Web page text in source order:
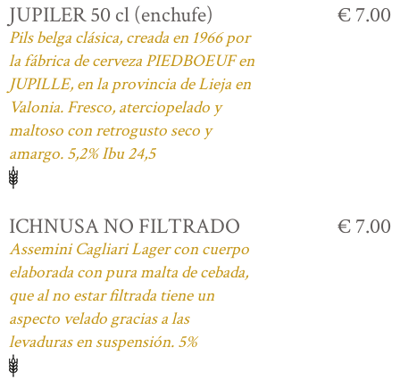
JUPILER 50 cl (enchufe)
Pils belga clásica, creada en 1966 por
la fábrica de cerveza PIEDBOEUF en
JUPILLE, en la provincia de Lieja en
Valonia. Fresco, aterciopelado y
maltoso con retrogusto seco y
amargo. 5,2% Ibu 24,5
€ 7.00
ICHNUSA NO FILTRADO
Assemini Cagliari Lager con cuerpo
elaborada con pura malta de cebada,
que al no estar filtrada tiene un
aspecto velado gracias a las
levaduras en suspensión. 5%
€ 7.00